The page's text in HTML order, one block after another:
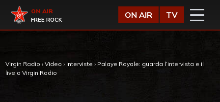
Virgin Radio
ON AIR
FREE ROCK
ON AIR TV
Virgin Radio › Video › Interviste › Palaye Royale: guarda l’intervista e il
live a Virgin Radio